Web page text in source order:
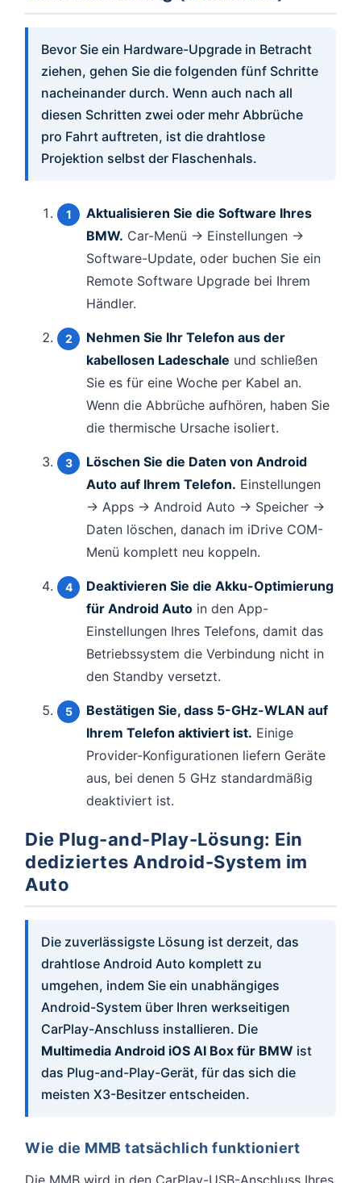
Bevor Sie ein Hardware-Upgrade in Betracht
ziehen, gehen Sie die folgenden fünf Schritte
nacheinander durch. Wenn auch nach all
diesen Schritten zwei oder mehr Abbrüche
pro Fahrt auftreten, ist die drahtlose
Projektion selbst der Flaschenhals.
Aktualisieren Sie die Software Ihres
BMW. Car-Menü → Einstellungen →
Software-Update, oder buchen Sie ein
Remote Software Upgrade bei Ihrem
Händler.
Nehmen Sie Ihr Telefon aus der
kabellosen Ladeschale und schließen
Sie es für eine Woche per Kabel an.
Wenn die Abbrüche aufhören, haben Sie
die thermische Ursache isoliert.
Löschen Sie die Daten von Android
Auto auf Ihrem Telefon. Einstellungen
→ Apps → Android Auto → Speicher →
Daten löschen, danach im iDrive COM-
Menü komplett neu koppeln.
Deaktivieren Sie die Akku-Optimierung
für Android Auto in den App-
Einstellungen Ihres Telefons, damit das
Betriebssystem die Verbindung nicht in
den Standby versetzt.
Bestätigen Sie, dass 5-GHz-WLAN auf
Ihrem Telefon aktiviert ist. Einige
Provider-Konfigurationen liefern Geräte
aus, bei denen 5 GHz standardmäßig
deaktiviert ist.
Die Plug-and-Play-Lösung: Ein
dediziertes Android-System im
Auto
Die zuverlässigste Lösung ist derzeit, das
drahtlose Android Auto komplett zu
umgehen, indem Sie ein unabhängiges
Android-System über Ihren werkseitigen
CarPlay-Anschluss installieren. Die
Multimedia Android iOS AI Box für BMW ist
das Plug-and-Play-Gerät, für das sich die
meisten X3-Besitzer entscheiden.
Wie die MMB tatsächlich funktioniert